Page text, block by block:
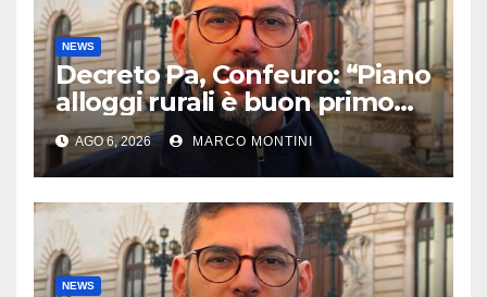
NEWS
Decreto Pa, Confeuro: “Piano
alloggi rurali è buon primo
passo ma da solo non basta”
AGO 6, 2026 MARCO MONTINI
NEWS